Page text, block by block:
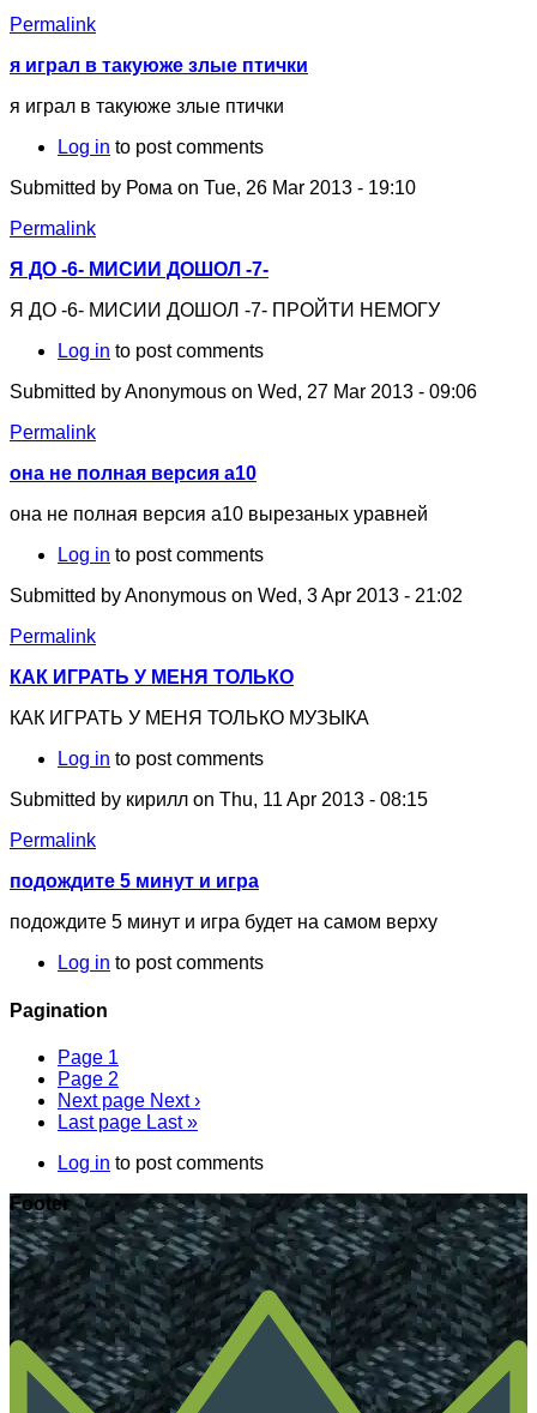
Permalink
я играл в такуюже злые птички
я играл в такуюже злые птички
Log in to post comments
Submitted by Рома on Tue, 26 Mar 2013 - 19:10
Permalink
Я ДО -6- МИСИИ ДОШОЛ -7-
Я ДО -6- МИСИИ ДОШОЛ -7- ПРОЙТИ НЕМОГУ
Log in to post comments
Submitted byAnonymous on Wed, 27 Mar 2013 - 09:06
Permalink
она не полная версия а10
она не полная версия а10 вырезаных уравней
Log in to post comments
Submitted byAnonymous on Wed, 3 Apr 2013 - 21:02
Permalink
КАК ИГРАТЬ У МЕНЯ ТОЛЬКО
КАК ИГРАТЬ У МЕНЯ ТОЛЬКО МУЗЫКА
Log in to post comments
Submitted by кирилл on Thu, 11 Apr 2013 - 08:15
Permalink
подождите 5 минут и игра
подождите 5 минут и игра будет на самом верху
Log in to post comments
Pagination
Page 1
Page 2
Next page Next ›
Last page Last »
Log in to post comments
Footer